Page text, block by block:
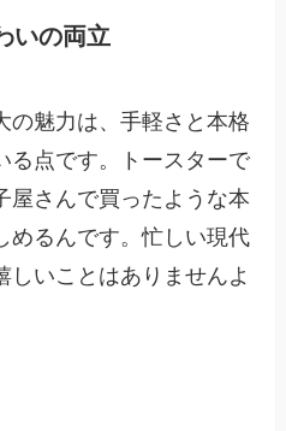
いの両立
の魅力は、手軽さと本格
る点です。トースターで
屋さんで買ったような本
めるんです。忙しい現代
しいことはありませんよ